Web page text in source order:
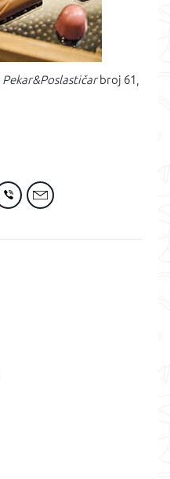
Pekar&Poslastičarbroj 61,